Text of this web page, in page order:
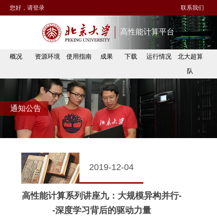
您好，请登录 联系我们
高性能计算平台
概况 资源环境 使用指南 成果 下载 运行情况
北大超算
队
通知公告
2019-12-04
高性能计算系列讲座九：大规模异构并行-
-深度学习背后的驱动力量